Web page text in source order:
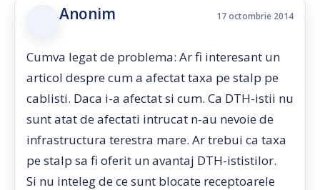
Anonim 17 octombrie 2014
Cumva legat de problema: Ar fi interesant un
articol despre cum a afectat taxa pe stalp pe
cablisti. Daca i-a afectat si cum. Ca DTH-istii nu
sunt atat de afectati intrucat n-au nevoie de
infrastructura terestra mare. Ar trebui ca taxa
pe stalp sa fi oferit un avantaj DTH-ististilor.
Si nu inteleg de ce sunt blocate receptoarele